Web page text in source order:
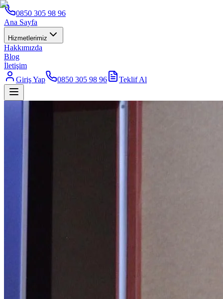
0850 305 98 96
Ana Sayfa
Hizmetlerimiz
Hakkımızda
Blog
İletişim
Giriş Yap
0850 305 98 96 Teklif Al